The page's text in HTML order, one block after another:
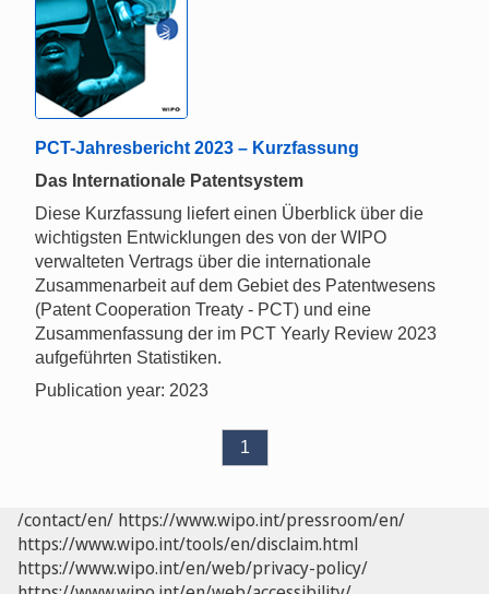
PCT-Jahresbericht 2023 – Kurzfassung
Das Internationale Patentsystem
Diese Kurzfassung liefert einen Überblick über die
wichtigsten Entwicklungen des von der WIPO
verwalteten Vertrags über die internationale
Zusammenarbeit auf dem Gebiet des Patentwesens
(Patent Cooperation Treaty - PCT) und eine
Zusammenfassung der im PCT Yearly Review 2023
aufgeführten Statistiken.
Publication year: 2023
1
/contact/en/ https://www.wipo.int/pressroom/en/
https://www.wipo.int/tools/en/disclaim.html
https://www.wipo.int/en/web/privacy-policy/